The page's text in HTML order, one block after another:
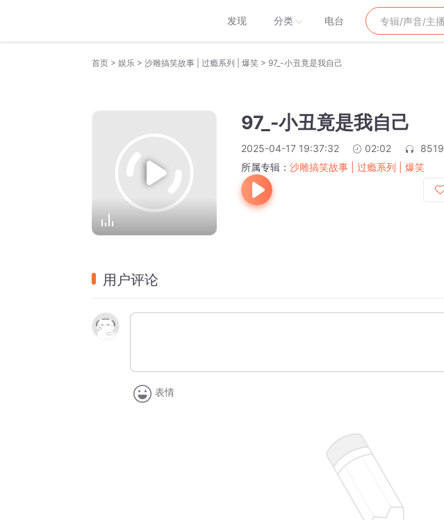
发现 分类 电台
首页 > 娱乐 > 沙雕搞笑故事 | 过瘾系列 | 爆笑 > 97_-小丑竟是我自己
97_-小丑竟是我自己
2025-04-17 19:37:32 02:02
8519
所属专辑： 沙雕搞笑故事 | 过瘾系列 | 爆笑
用户评论
表情